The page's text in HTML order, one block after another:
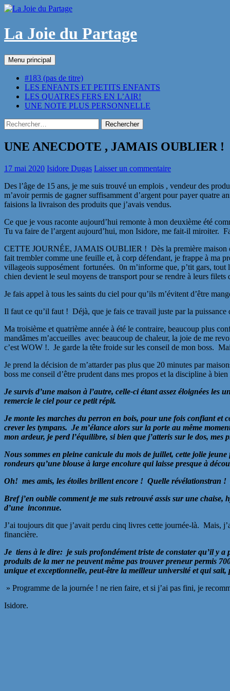
Aller
contenu
La Joie du Partage
Recherche
Menu principal
#183 (pas de titre)
LES ENFANTS ET PETITS ENFANTS
LES QUATRES FERS EN L’AIR!
UNE NOTE PLUS PERSONNELLE
Rechercher :
UNE ANECDOTE , JAMAIS OUBLIER !
17 mai 2020 Isidore Dugas Laisser un commentaire
Des l’âge de 15 ans, je me suis trouvé un emplois , vendeur des
m’avoir permis de gagner suffisamment d’argent pour payer quatre
faisions la livraison des produits que j’avais vendus.
Ce que je vous raconte aujourd’hui remonte à mon deuxième été
Tu va faire de l’argent aujourd’hui, mon Isidore, me fait-il miroiter.
CETTE JOURNÉE, JAMAIS OUBLIER ! Dès la première maison
fait trembler comme une feuille et, à corp défendant, je frappe à ma
villageois supposément fortunées. 0n m’informe que, p’tit gars,
chien devient le seul moyens de transport pour se rendre à leurs
Je fais appel à tous les saints du ciel pour qu’ils m’évitent d’être
Il faut ce qu’il faut ! Déjà, que je fais ce travail juste par la
Ma troisième et quatrième année à été le contraire, beaucoup plus
mandâmes m’accueilles avec beaucoup de chaleur, la joie de me
c’est WOW !. Je garde la tête froide sur les conseil de mon boss.
Je prend la décision de m’attarder pas plus que 20 minutes par
boss me conseil d’être prudent dans mes propos et la discipline à
Je survis d’une maison à l’autre, celle-ci étant assez éloignées les
remercie le ciel pour ce petit répit.
Je monte les marches du perron en bois, pour une fois confiant et
crever les tympans. Je m’élance alors sur la porte au même
mon ardeur, je perd l’équilibre, si bien que j’atteris sur le dos,
Nous sommes en pleine canicule du mois de juillet, cette jolie
rondeurs qu’une blouse à large encolure qui laisse presque à
Oh! mes amis, les étoiles brillent encore ! Quelle
Bref j’en oublie comment je me suis retrouvé assis sur une
d’une inconnue.
J’ai toujours dit que j’avait perdu cinq livres cette journée-là. Mais,
financière.
Je tiens à le dire: je suis profondément triste de constater qu’il y a
produits de la mer ne peuvent même pas trouver preneur permis
unique et exceptionnelle, peut-être la meilleur université et qui sait,
» Programme de la journée ! ne rien faire, et si j’ai pas fini, je
Isidore.